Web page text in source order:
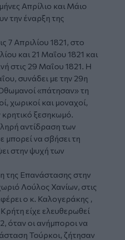
Απρίλιο και Μάιο
την έναρξη της
7 Απριλίου 1821, στο
και 21 Μαΐου 1821 και
στις 29 Μαΐου 1821. Η
συνάδει με την 29η
«πάτησαν» τη
χωρικοί και μοναχοί,
ξεσηκωμό.
αντίδραση των
μπορεί να σβήσει τη
στην ψυχή των
της Επανάστασης στην
Λούλος Χανίων, στις
ο κ. Καλογεράκης ,
είχε ελευθερωθεί
όταν οι ανήμποροι να
Τούρκοι, ζήτησαν